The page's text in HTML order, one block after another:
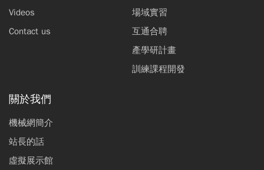
Videos
Contact us
場域實習
互通合聘
產學研計畫
訓練課程開發
關於我們
機械網簡介
站長的話
虛擬展示館